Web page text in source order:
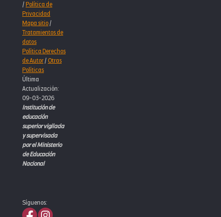
/Política de
Privacidad
Mapa sitio/
Tratamientos de
datos
Política Derechos
de Autor/Otras
Políticas
Última
Actualización:
09-03-2026
Institución de
educación
superior vigilada
y supervisada
por el Ministerio
de Educación
Nacional
Síguenos: